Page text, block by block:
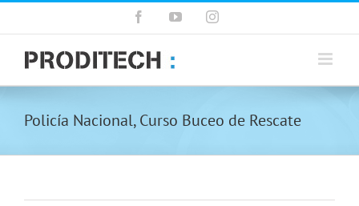
FacebookYouTubeInstagram
Policía Nacional, Curso Buceo de Rescate